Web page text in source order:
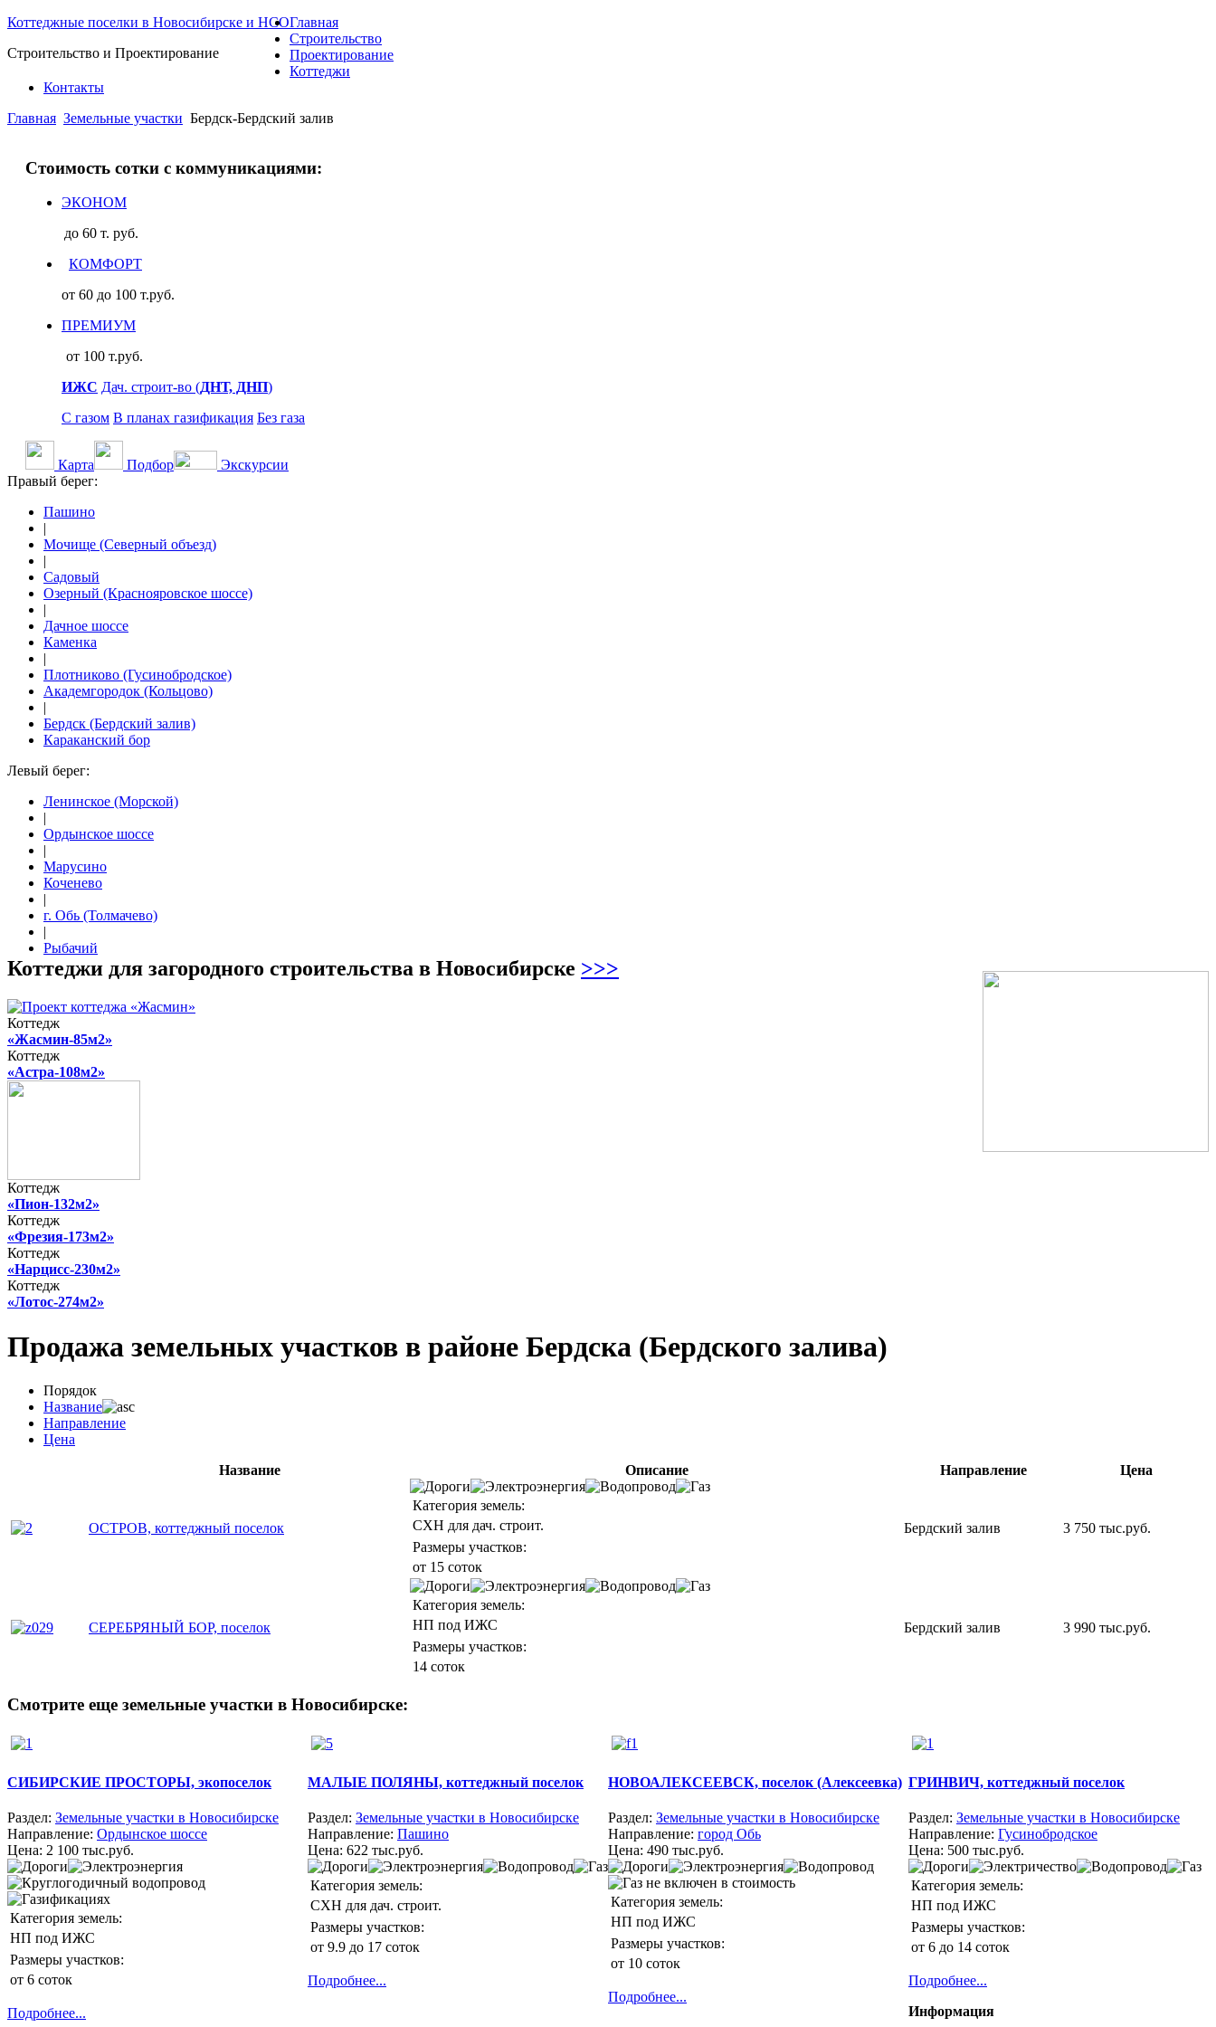
Коттеджные поселки в Новосибирске и НСО
Строительство и Проектирование
Главная
Строительство
Проектирование
Коттеджи
Контакты
Главная Земельные участки Бердск-Бердский залив
Стоимость сотки с коммуникациями:
ЭКОНОМ
до 60 т. руб.
КОМФОРТ
от 60 до 100 т.руб.
ПРЕМИУМ
от 100 т.руб.
ИЖС Дач. строит-во (ДНТ, ДНП)
С газом В планах газификация Без газа
Карта Подбор
Экскурсии
Правый берег:
Пашино
|
Мочище (Северный объезд)
|
Садовый
Озерный (Краснояровское шоссе)
|
Дачное шоссе
Каменка
|
Плотниково (Гусинобродское)
Академгородок (Кольцово)
|
Бердск (Бердский залив)
Караканский бор
Левый берег:
Ленинское (Морской)
|
Ордынское шоссе
|
Марусино
Коченево
|
г. Обь (Толмачево)
|
Рыбачий
Коттеджи для загородного строительства в Новосибирске >>>
Коттедж
«Жасмин-85м2»
Коттедж
«Астра-108м2»
Коттедж
«Пион-132м2»
Коттедж
«Фрезия-173м2»
Коттедж
«Нарцисс-230м2»
Коттедж
«Лотос-274м2»
Продажа земельных участков в районе Бердска (Бердского залива)
Порядок
Название
Направление
Цена
Название
Описание Направление Цена
ОСТРОВ, коттеджный поселок
Категория земель:
СХН для дач. строит.
Размеры участков:
от 15 соток
Бердский залив 3 750 тыс.руб.
СЕРЕБРЯНЫЙ БОР, поселок
Категория земель:
НП под ИЖС
Размеры участков:
14 соток
Бердский залив 3 990 тыс.руб.
Смотрите еще земельные участки в Новосибирске:
СИБИРСКИЕ ПРОСТОРЫ, экопоселок
Раздел: Земельные участки в Новосибирске
Направление: Ордынское шоссе
Цена: 2 100 тыс.руб.
Категория земель:
НП под ИЖС
Размеры участков:
от 6 соток
Подробнее...
МАЛЫЕ ПОЛЯНЫ, коттеджный поселок
Раздел: Земельные участки в Новосибирске
Направление: Пашино
Цена: 622 тыс.руб.
Категория земель:
СХН для дач. строит.
Размеры участков:
от 9.9 до 17 соток
Подробнее...
НОВОАЛЕКСЕЕВСК, поселок (Алексеевка)
Раздел: Земельные участки в Новосибирске
Направление: город Обь
Цена: 490 тыс.руб.
Категория земель:
НП под ИЖС
Размеры участков:
от 10 соток
Подробнее...
ГРИНВИЧ, коттеджный поселок
Раздел: Земельные участки в Новосибирске
Направление: Гусинобродское
Цена: 500 тыс.руб.
Категория земель:
НП под ИЖС
Размеры участков:
от 6 до 14 соток
Подробнее...
Информация